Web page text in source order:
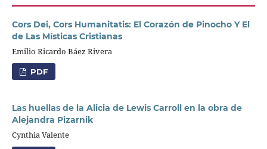
Cors Dei, Cors Humanitatis: El Corazón de Pinocho Y El
de Las Místicas Cristianas
Emilio Ricardo Báez Rivera
PDF
Las huellas de la Alicia de Lewis Carroll en la obra de
Alejandra Pizarnik
Cynthia Valente